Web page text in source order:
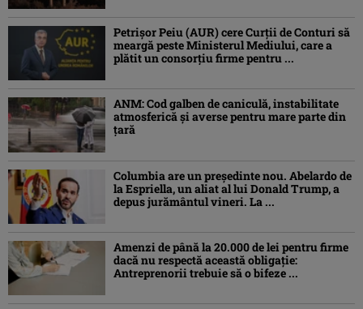
Petrişor Peiu (AUR) cere Curții de Conturi să
meargă peste Ministerul Mediului, care a
plătit un consorţiu firme pentru ...
ANM: Cod galben de caniculă, instabilitate
atmosferică și averse pentru mare parte din
țară
Columbia are un președinte nou. Abelardo de
la Espriella, un aliat al lui Donald Trump, a
depus jurământul vineri. La ...
Amenzi de până la 20.000 de lei pentru firme
dacă nu respectă această obligație:
Antreprenorii trebuie să o bifeze ...